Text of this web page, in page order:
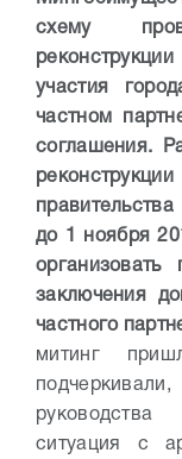
схему
участия
частном
соглашения.
до 1 ноября
заключения
частного
митинг
ситуация с